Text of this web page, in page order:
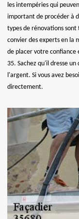
les intempéries qui
important de procéder à
types de rénovations
convier des experts en la
de placer votre confiance
35. Sachez qu'il dresse
l'argent. Si vous avez
directement.